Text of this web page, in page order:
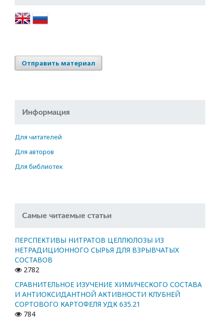
Отправить материал
Информация
Для читателей
Для авторов
Для библиотек
Самые читаемые статьи
ПЕРСПЕКТИВЫ НИТРАТОВ ЦЕЛЛЮЛОЗЫ ИЗ
НЕТРАДИЦИОННОГО СЫРЬЯ ДЛЯ ВЗРЫВЧАТЫХ
СОСТАВОВ
2782
СРАВНИТЕЛЬНОЕ ИЗУЧЕНИЕ ХИМИЧЕСКОГО СОСТАВА
И АНТИОКСИДАНТНОЙ АКТИВНОСТИ КЛУБНЕЙ
СОРТОВОГО КАРТОФЕЛЯ УДК 635.21
784